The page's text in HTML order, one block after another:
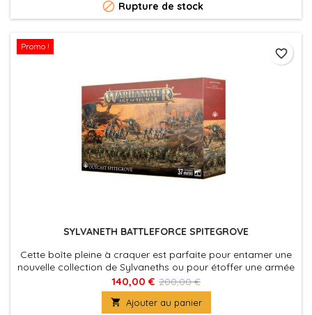
 Rupture de stock
Promo !
SYLVANETH BATTLEFORCE SPITEGROVE
Cette boîte pleine à craquer est parfaite pour entamer une
nouvelle collection de Sylvaneths ou pour étoffer une armée
existante, que vous pourrez ensuite déchaîner dans les
parties de Warhammer Age of Sigmar tout en faisant des
économies par rapport à un achat des kits au détail. Cette
140,00 € 200,00 €
 Ajouter au panier
favorite_border